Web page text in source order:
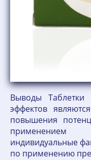
Выводы
эффектов
повышения
применением
индивидуальные
по применению